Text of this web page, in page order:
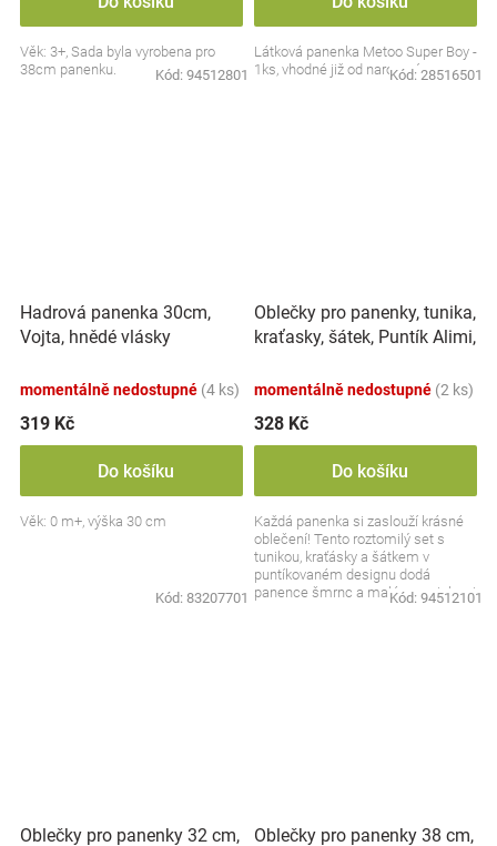
Věk: 3+, Sada byla vyrobena pro
38cm panenku.
Kód: 94512801
Látková panenka Metoo Super Boy -
1ks, vhodné již od narození
Kód: 28516501
Hadrová panenka 30cm,
Vojta, hnědé vlásky
momentálně nedostupné (4 ks)
319 Kč
Do košíku
Věk: 0 m+, výška 30 cm
Kód: 83207701
Oblečky pro panenky, tunika,
kraťasky, šátek, Puntík Alimi,
momentálně nedostupné (2 ks)
328 Kč
Do košíku
Každá panenka si zaslouží krásné
oblečení! Tento roztomilý set s
tunikou, kraťásky a šátkem v
puntíkovaném designu dodá
panence šmrnc a malé maminky si
Kód: 94512101
Oblečky pro panenky 32 cm,
Oblečky pro panenky 38 cm,